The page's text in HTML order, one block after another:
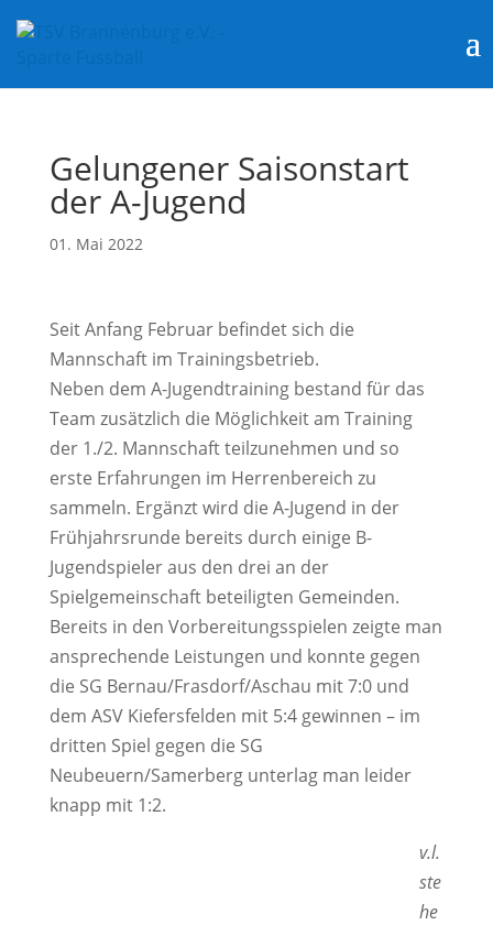
Gelungener Saisonstart
der A-Jugend
01. Mai 2022
Seit Anfang Februar befindet sich die
Mannschaft im Trainingsbetrieb.
Neben dem A-Jugendtraining bestand für das
Team zusätzlich die Möglichkeit am Training
der 1./2. Mannschaft teilzunehmen und so
erste Erfahrungen im Herrenbereich zu
sammeln. Ergänzt wird die A-Jugend in der
Frühjahrsrunde bereits durch einige B-
Jugendspieler aus den drei an der
Spielgemeinschaft beteiligten Gemeinden.
Bereits in den Vorbereitungsspielen zeigte man
ansprechende Leistungen und konnte gegen
die SG Bernau/Frasdorf/Aschau mit 7:0 und
dem ASV Kiefersfelden mit 5:4 gewinnen – im
dritten Spiel gegen die SG
Neubeuern/Samerberg unterlag man leider
knapp mit 1:2.
v.l.
ste
he